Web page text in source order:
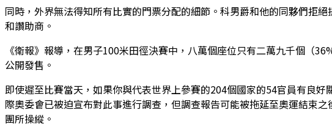
同時，外界無法得知所有比實的門票分配的細節。科男爵和他的同夥們拒
和讚助商。
《衛報》報導，在男子100米田徑決賽中，八萬個座位只有二萬九千個（
公開發售。
即使遲至比賽當天，如果你與代表世界上參賽的204個國家的54官員有良
際奧委會已被迫宣布對此事進行調查，但調查報告可能被拖延至奧運結束
團所操縱。